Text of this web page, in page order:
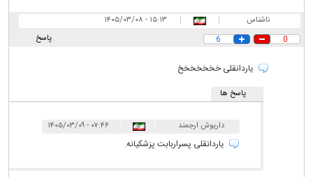
ناشناس |
|
۱۵:۱۳ - ۱۴۰۵/۰۳/۰۸
پاسخ
0
6
یاردانقلی خخخخخخخ
پاسخ ها
داریوش ارجمند ۰۷:۴۶ - ۱۴۰۵/۰۳/۰۹
یاردانقلی پسراربابت پزشکیانه.